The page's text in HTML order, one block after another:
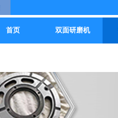
首页 双面研磨机